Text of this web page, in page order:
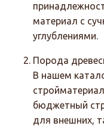
материал с
углублениями.
Порода
В нашем
бюджетный
для внешних,